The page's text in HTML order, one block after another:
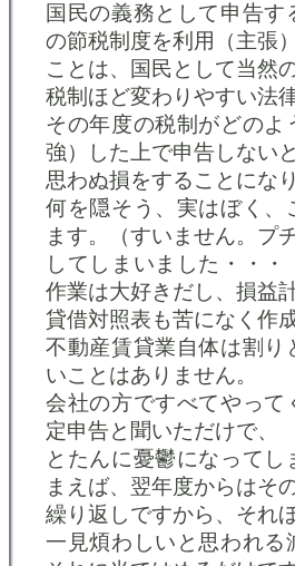
国民の義務として申告
の節税制度を利用（主張
ことは、国民として当然
税制ほど変わりやすい法
その年度の税制がどの
強）した上で申告しない
思わぬ損をすることにな
何を隠そう、実はぼく
ます。（すいません。プ
してしまいました・・
作業は大好きだし、損益
貸借対照表も苦になく作
不動産賃貸業自体は割
いことはありません。
会社の方ですべてやっ
定申告と聞いただけで、
とたんに憂鬱になって
まえば、翌年度からはそ
繰り返しですから、それ
一見煩わしいと思われ